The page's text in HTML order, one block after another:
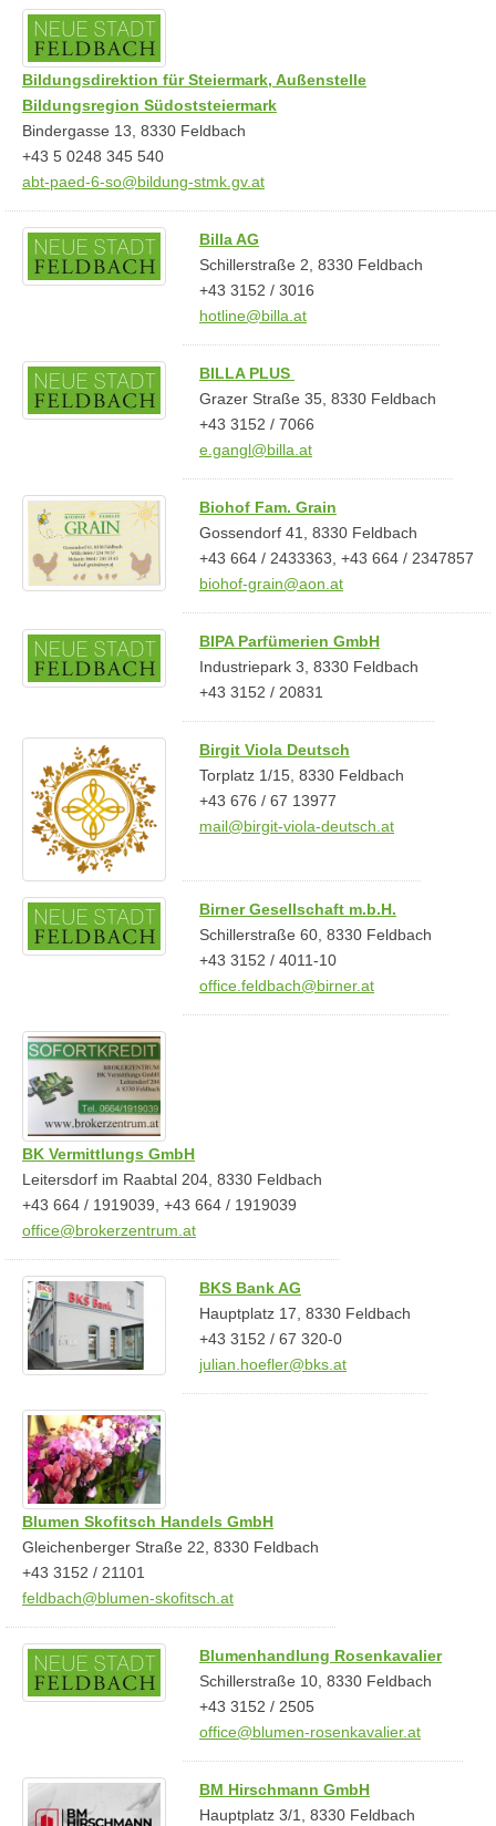
Bildungsdirektion für Steiermark, Außenstelle
Bildungsregion Südoststeiermark
Bindergasse 13, 8330 Feldbach
+43 5 0248 345 540
abt-paed-6-so@bildung-stmk.gv.at
Billa AG
Schillerstraße 2, 8330 Feldbach
+43 3152 / 3016
hotline@billa.at
BILLA PLUS
Grazer Straße 35, 8330 Feldbach
+43 3152 / 7066
e.gangl@billa.at
Biohof Fam. Grain
Gossendorf 41, 8330 Feldbach
+43 664 / 2433363, +43 664 / 2347857
biohof-grain@aon.at
BIPA Parfümerien GmbH
Industriepark 3, 8330 Feldbach
+43 3152 / 20831
Birgit Viola Deutsch
Torplatz 1/15, 8330 Feldbach
+43 676 / 67 13977
mail@birgit-viola-deutsch.at
Birner Gesellschaft m.b.H.
Schillerstraße 60, 8330 Feldbach
+43 3152 / 4011-10
office.feldbach@birner.at
BK Vermittlungs GmbH
Leitersdorf im Raabtal 204, 8330 Feldbach
+43 664 / 1919039, +43 664 / 1919039
office@brokerzentrum.at
BKS Bank AG
Hauptplatz 17, 8330 Feldbach
+43 3152 / 67 320-0
julian.hoefler@bks.at
Blumen Skofitsch Handels GmbH
Gleichenberger Straße 22, 8330 Feldbach
+43 3152 / 21101
feldbach@blumen-skofitsch.at
Blumenhandlung Rosenkavalier
Schillerstraße 10, 8330 Feldbach
+43 3152 / 2505
office@blumen-rosenkavalier.at
BM Hirschmann GmbH
Hauptplatz 3/1, 8330 Feldbach